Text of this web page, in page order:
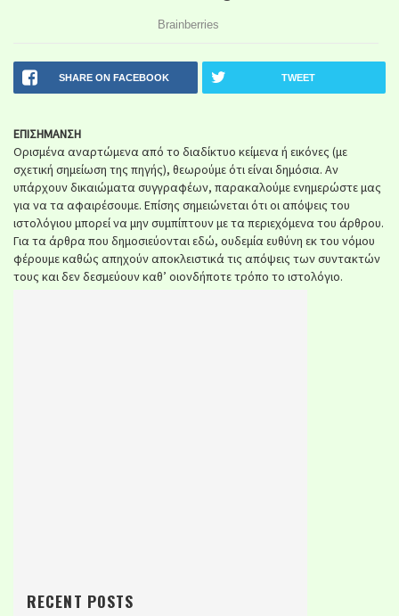
SHARE ON FACEBOOK TWEET
ΕΠΙΣΗΜΑΝΣΗ
Ορισμένα αναρτώμενα από το διαδίκτυο κείμενα ή εικόνες (με
σχετική σημείωση της πηγής), θεωρούμε ότι είναι δημόσια. Αν
υπάρχουν δικαιώματα συγγραφέων, παρακαλούμε ενημερώστε μας
για να τα αφαιρέσουμε. Επίσης σημειώνεται ότι οι απόψεις του
ιστολόγιου μπορεί να μην συμπίπτουν με τα περιεχόμενα του άρθρου.
Για τα άρθρα που δημοσιεύονται εδώ, ουδεμία ευθύνη εκ του νόμου
φέρουμε καθώς απηχούν αποκλειστικά τις απόψεις των συντακτών
τους και δεν δεσμεύουν καθ’ οιονδήποτε τρόπο το ιστολόγιο.
RECENT POSTS